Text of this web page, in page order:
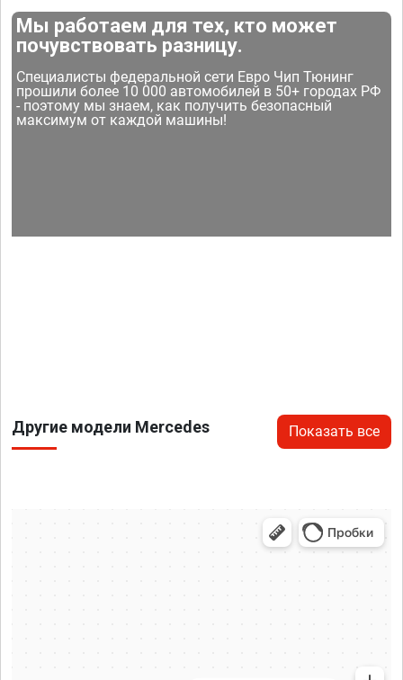
Мы работаем для тех, кто может
почувствовать разницу.
Специалисты федеральной сети Евро Чип Тюнинг
прошили более 10 000 автомобилей в 50+ городах РФ
- поэтому мы знаем, как получить безопасный
максимум от каждой машины!
Другие модели Mercedes Показать все